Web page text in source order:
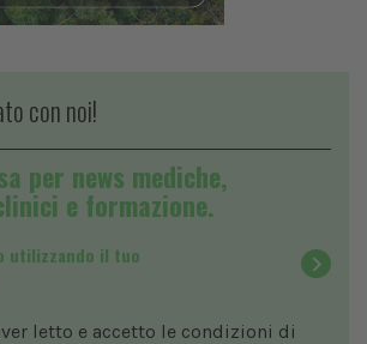
con noi!
per news mediche,
e formazione.
utilizzando il tuo
letto e accetto le condizioni di